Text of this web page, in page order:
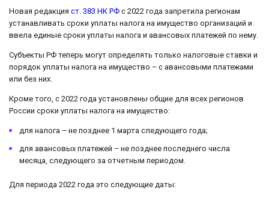
Новая редакция ст. 383 НК РФ с 2022 года запретила регионам
устанавливать сроки уплаты налога на имущество организаций и
ввела единые сроки уплаты налога и авансовых платежей по нему.
Субъекты РФ теперь могут определять только налоговые ставки и
порядок уплаты налога на имущество – с авансовыми платежами
или без них.
Кроме того, с 2022 года установлены общие для всех регионов
России сроки уплаты налога на имущество:
для налога – не позднее 1 марта следующего года;
для авансовых платежей – не позднее последнего числа
месяца, следующего за отчетным периодом.
Для периода 2022 года это следующие даты: